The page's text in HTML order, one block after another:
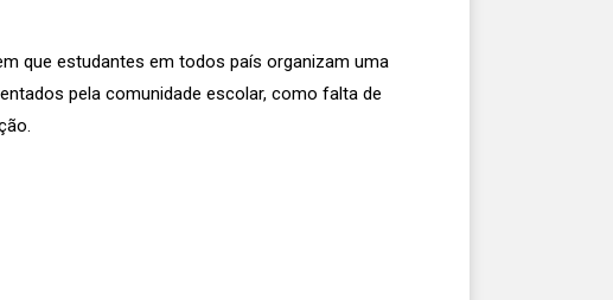
que estudantes em todos país organizam uma
pela comunidade escolar, como falta de